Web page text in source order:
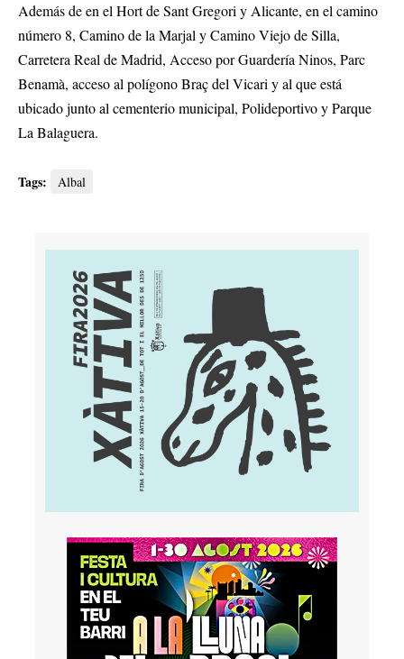
Además de en el Hort de Sant Gregori y Alicante, en el camino
número 8, Camino de la Marjal y Camino Viejo de Silla,
Carretera Real de Madrid, Acceso por Guardería Ninos, Parc
Benamà, acceso al polígono Braç del Vicari y al que está
ubicado junto al cementerio municipal, Polideportivo y Parque
La Balaguera.
Tags: Albal